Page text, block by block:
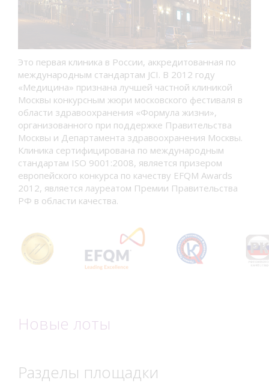
Это первая клиника в России, аккредитованная по
международным стандартам JCI. В 2012 году
«Медицина» признана лучшей частной клиникой
Москвы конкурсным жюри московского фестиваля в
области здравоохранения «Формула жизни»,
организованного при поддержке Правительства
Москвы и Департамента здравоохранения Москвы.
Клиника сертифицирована по международным
стандартам ISO 9001:2008, является призером
европейского конкурса по качеству EFQM Awards
2012, является лауреатом Премии Правительства
РФ в области качества.
Новые лоты
Разделы площадки